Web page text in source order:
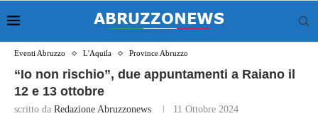
Eventi Abruzzo L'Aquila Province Abruzzo
“Io non rischio”, due appuntamenti a Raiano il
12 e 13 ottobre
scritto da Redazione Abruzzonews 11 Ottobre 2024